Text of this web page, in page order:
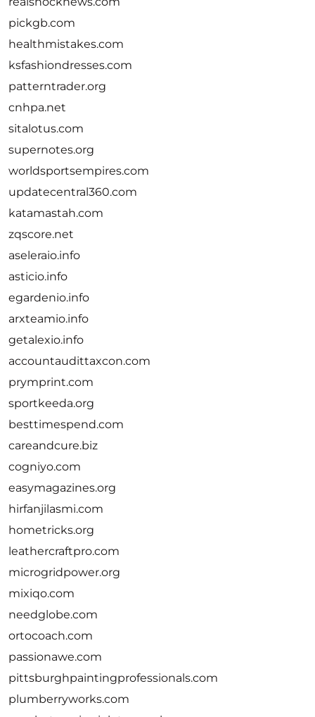
pickgb.com
healthmistakes.com
ksfashiondresses.com
patterntrader.org
cnhpa.net
sitalotus.com
supernotes.org
worldsportsempires.com
updatecentral360.com
katamastah.com
zqscore.net
aseleraio.info
asticio.info
egardenio.info
arxteamio.info
getalexio.info
accountaudittaxcon.com
prymprint.com
sportkeeda.org
besttimespend.com
careandcure.biz
cogniyo.com
easymagazines.org
hirfanjilasmi.com
hometricks.org
leathercraftpro.com
microgridpower.org
mixiqo.com
needglobe.com
ortocoach.com
passionawe.com
pittsburghpaintingprofessionals.com
plumberryworks.com